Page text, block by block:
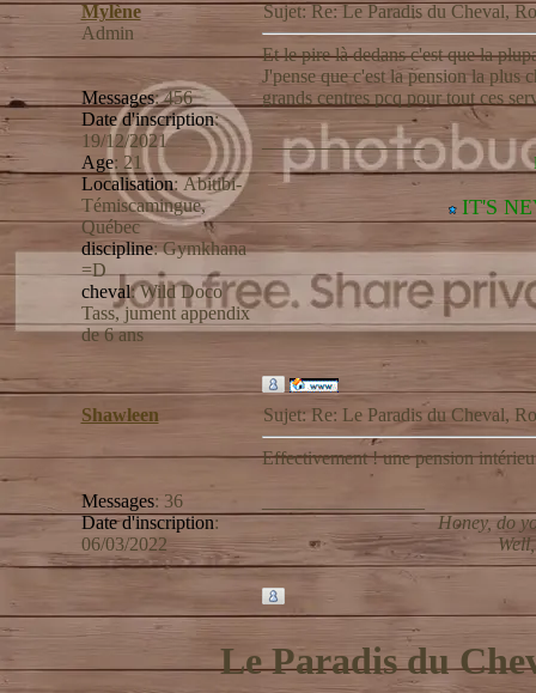
Mylène
Admin
Messages:456
Date d'inscription:
19/12/2021
Age: 21
Localisation: Abitibi-
Témiscamingue,
Québec
discipline:Gymkhana
=D
cheval:Wild Doco
Tass, jument appendix
de 6 ans
Sujet: Re: Le Paradis du Cheval,
Et le pire là dedans c'est que la
J'pense que c'est la pension la plus
grands centres pcq pour tout ces
_________________
IT'S
Shawleen
Messages: 36
Date d'inscription:
06/03/2022
Sujet: Re: Le Paradis du Cheval,
Effectivement ! une pension
Honey, do
Le Paradis du